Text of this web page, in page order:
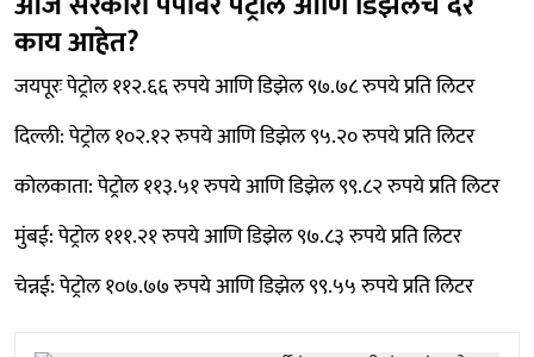
काय आहेत?
जयपूरः पेट्रोल ११२.६६ रुपये आणि डिझेल ९७.७८ रुपये प्रति लिटर
दिल्ली: पेट्रोल १०२.१२ रुपये आणि डिझेल ९५.२० रुपये प्रति लिटर
कोलकाता: पेट्रोल ११३.५१ रुपये आणि डिझेल ९९.८२ रुपये प्रति लिटर
मुंबई: पेट्रोल १११.२१ रुपये आणि डिझेल ९७.८३ रुपये प्रति लिटर
चेन्नई: पेट्रोल १०७.७७ रुपये आणि डिझेल ९९.५५ रुपये प्रति लिटर